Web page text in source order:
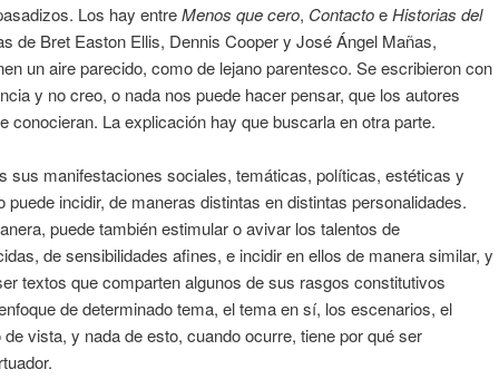
Los hay entreMenos que cero, ContactoeHistorias del
de Bret Easton Ellis, Dennis Cooper y José Ángel Mañas,
un aire parecido, como de lejano parentesco. Se escribieron con
y no creo, o nada nos puede hacer pensar, que los autores
conocieran. La explicación hay que buscarla en otra parte.
sus manifestaciones sociales, temáticas, políticas, estéticas y
puede incidir, de maneras distintas en distintas personalidades.
puede también estimular o avivar los talentos de
de sensibilidades afines, e incidir en ellos de manera similar, y
textos que comparten algunos de sus rasgos constitutivos
de determinado tema, el tema en sí, los escenarios, el
vista, y nada de esto, cuando ocurre, tiene por qué ser